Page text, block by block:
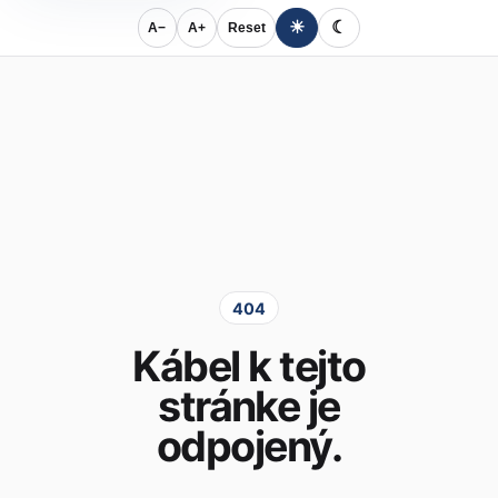
A− A+ Reset ☀ ☾
404
Kábel k tejto
stránke je
odpojený.